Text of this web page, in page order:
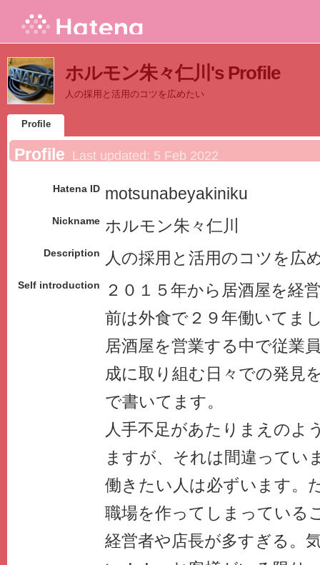
ホルモン朱々仁川's Profile
人の採用と活用のコツを広めたい
Profile
Profile Last updated: 5 Feb 2022
Hatena ID motsunabeyakiniku
Nickname ホルモン朱々仁川
Description 人の採用と活用のコツを広
Self introduction
２０１５年から居酒屋を経
前は外食で２９年働いてま
居酒屋を営業する中で従業
成に取り組む日々での発見
で書いてます。
人手不足があたりまえのよ
ますが、それは間違ってい
働きたい人は必ずいます
職場を作ってしまっている
経営者や店長が多すぎる。